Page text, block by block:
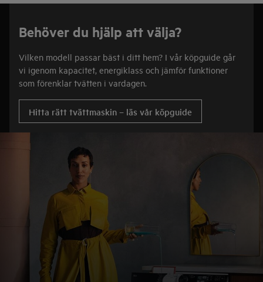
Behöver du hjälp att välja?
Vilken modell passar bäst i ditt hem? I vår köpguide går
vi igenom kapacitet, energiklass och jämför funktioner
som förenklar tvätten i vardagen.
Hitta rätt tvättmaskin – läs vår köpguide